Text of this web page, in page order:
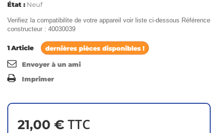
État : Neuf
Verifiez la compatibilite de votre appareil voir liste ci-dessous Référence
constructeur : 40030039
1Article dernières pièces disponibles !
Envoyer à un ami
Imprimer
21,00 € TTC